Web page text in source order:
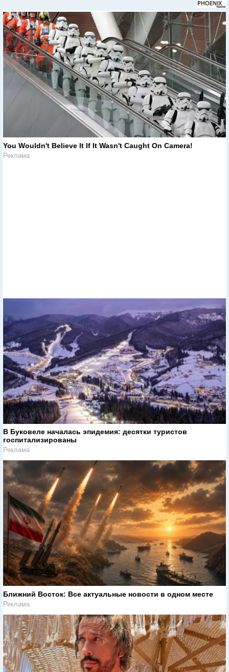
You Wouldn't Believe It If It Wasn't Caught On Camera!
Реклама
В Буковеле началась эпидемия: десятки туристов
госпитализированы
Реклама
Ближний Восток: Все актуальные новости в одном месте
Реклама